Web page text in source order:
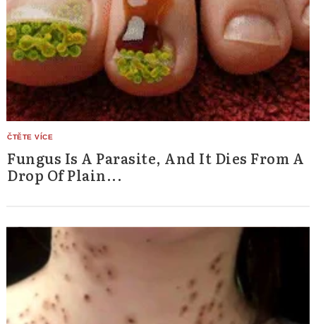
Fungus Is A Parasite, And It Dies From A
Drop Of Plain...